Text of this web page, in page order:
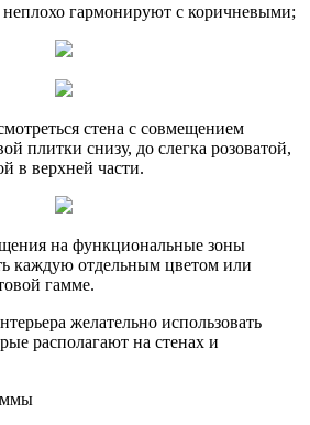
гармонируют с коричневыми;
стена с совмещением
плитки снизу, до слегка розоватой,
в верхней части.
на функциональные зоны
каждую отдельным цветом или
гамме.
желательно использовать
располагают на стенах и